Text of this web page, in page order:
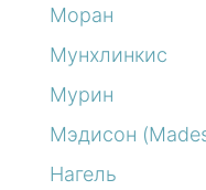
Моран
Мунхлинкис
Мурин
Мэдисон
Нагель